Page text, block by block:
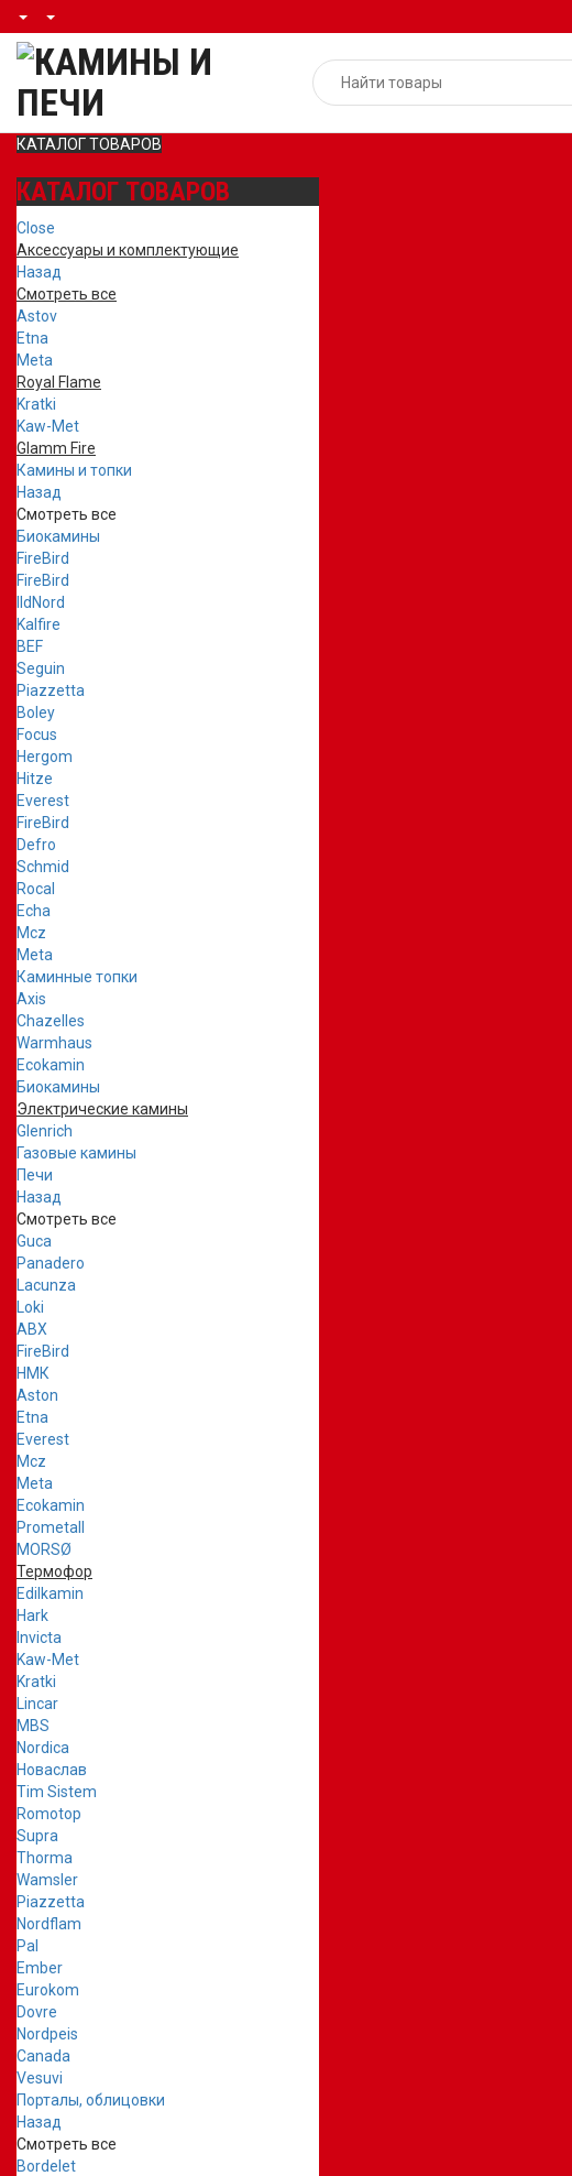
КАТАЛОГ ТОВАРОВ
КАТАЛОГ ТОВАРОВ
Close
Аксессуары и комплектующие
Назад
Смотреть все
Astov
Etna
Meta
Royal Flame
Kratki
Kaw-Met
Glamm Fire
Камины и топки
Назад
Смотреть все
Биокамины
FireBird
FireBird
IldNord
Kalfire
BEF
Seguin
Piazzetta
Boley
Focus
Hergom
Hitze
Everest
FireBird
Defro
Schmid
Rocal
Echa
Mcz
Meta
Каминные топки
Axis
Chazelles
Warmhaus
Ecokamin
Биокамины
Электрические камины
Glenrich
Газовые камины
Печи
Назад
Смотреть все
Guca
Panadero
Lacunza
Loki
ABX
FireBird
НМК
Aston
Etna
Everest
Mcz
Meta
Ecokamin
Prometall
MORSØ
Термофор
Edilkamin
Hark
Invicta
Kaw-Met
Kratki
Lincar
MBS
Nordica
Новаслав
Tim Sistem
Romotop
Supra
Thorma
Wamsler
Piazzetta
Nordflam
Pal
Ember
Eurokom
Dovre
Nordpeis
Canada
Vesuvi
Порталы, облицовки
Назад
Смотреть все
Bordelet